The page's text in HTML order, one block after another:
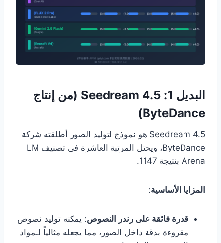
البديل 1: Seedream 4.5 (من إنتاج
ByteDance)
Seedream 4.5 هو نموذج لتوليد الصور أطلقته شركة
ByteDance، ويحتل المرتبة العاشرة في تصنيف LM
Arena بنتيجة 1147.
المزايا الأساسية:
قدرة فائقة على رندر النصوص: يمكنه توليد نصوص
مقروءة بدقة داخل الصور، مما يجعله مثالياً للمواد